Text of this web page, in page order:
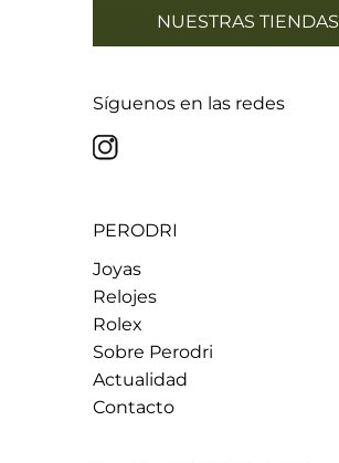
NUESTRAS TIENDAS
Síguenos en las redes
PERODRI
Joyas
Relojes
Rolex
Sobre Perodri
Actualidad
Contacto